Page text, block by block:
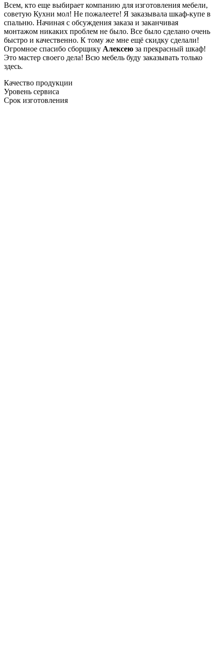
Всем, кто еще выбирает компанию для изготовления мебели,
советую Кухни мол! Не пожалеете! Я заказывала шкаф-купе в
спальню. Начиная с обсуждения заказа и заканчивая
монтажом никаких проблем не было. Все было сделано очень
быстро и качественно. К тому же мне ещё скидку сделали!
Огромное спасибо сборщику Алексею за прекрасный шкаф!
Это мастер своего дела! Всю мебель буду заказывать только
здесь.
Качество продукции
Уровень сервиса
Срок изготовления